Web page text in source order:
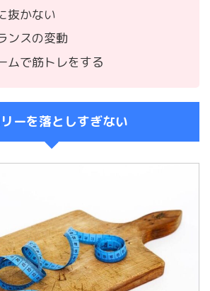
抜かない
ンスの変動
ムで筋トレをする
ーを落としすぎない